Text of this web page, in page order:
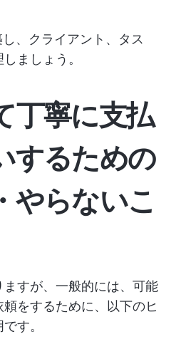
、クライアント、タス
ましょう。
丁寧に支払
するための
やらないこ
すが、一般的には、可能
をするために、以下のヒ
す。